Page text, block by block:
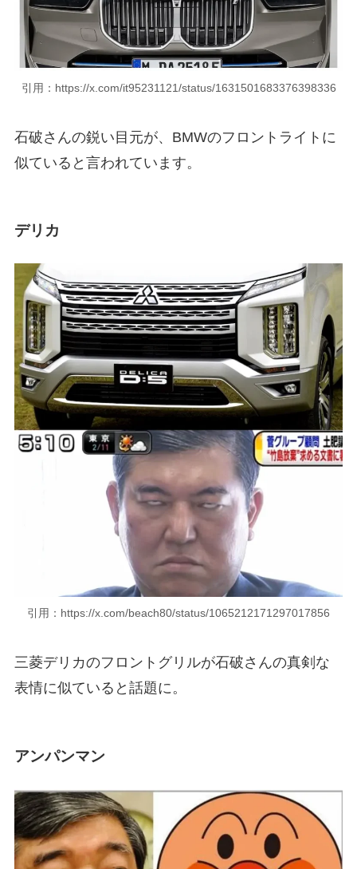
引用：https://x.com/it95231121/status/1631501683376398336
石破さんの鋭い目元が、BMWのフロントライトに
似ていると言われています。
デリカ
引用：https://x.com/beach80/status/1065212171297017856
三菱デリカのフロントグリルが石破さんの真剣な
表情に似ていると話題に。
アンパンマン